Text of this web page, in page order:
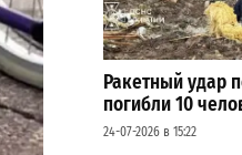
Ракетный удар
погибли 10
24-07-2026 в 15:22